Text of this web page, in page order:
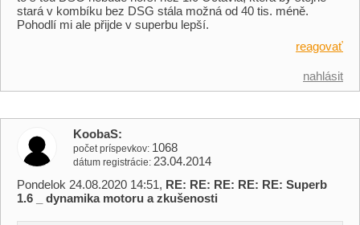
stará v kombíku bez DSG stála možná od 40 tis. méně.
Pohodlí mi ale přijde v superbu lepší.
reagovať
nahlásit
KoobaS
počet príspevkov 1068
dátum registrácie 23.04.2014
Pondelok 24.08.2020 14:51, RE: RE: RE: RE: RE: Superb
1.6 _ dynamika motoru a zkušenosti